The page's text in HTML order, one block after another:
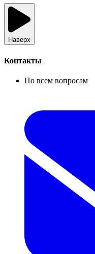
Наверх
Контакты
По всем вопросам